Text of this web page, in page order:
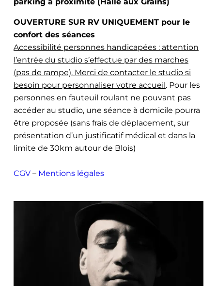
OUVERTURE SUR RV UNIQUEMENT pour le
confort des séances
Accessibilité personnes handicapées : attention
l’entrée du studio s’effectue par des marches
(pas de rampe). Merci de contacter le studio si
besoin pour personnaliser votre accueil. Pour les
personnes en fauteuil roulant ne pouvant pas
accéder au studio, une séance à domicile pourra
être proposée (sans frais de déplacement, sur
présentation d’un justificatif médical et dans la
limite de 30km autour de Blois)
CGV – Mentions légales